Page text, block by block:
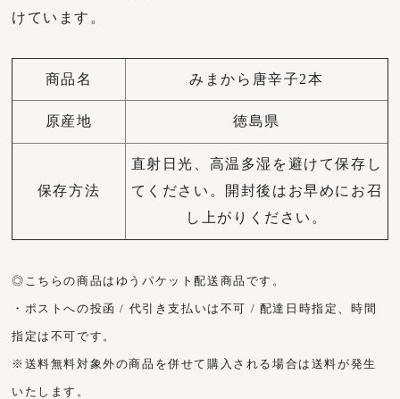
けています。
商品名 みまから唐辛子2本
原産地 徳島県
保存方法
直射日光、高温多湿を避けて保存し
てください。開封後はお早めにお召
し上がりください。
◎こちらの商品はゆうパケット配送商品です。
・ポストへの投函 / 代引き支払いは不可 / 配達日時指定、時間
指定は不可です。
※送料無料対象外の商品を併せて購入される場合は送料が発生
いたします。